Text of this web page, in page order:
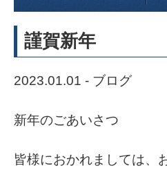
謹賀新年
2023.01.01 - ブログ
新年のごあいさつ
皆様におかれましては、